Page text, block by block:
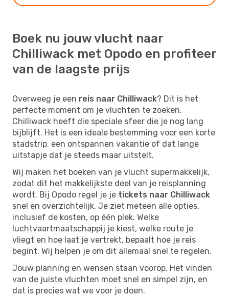
Boek nu jouw vlucht naar
Chilliwack met Opodo en profiteer
van de laagste prijs
Overweeg je een reis naar Chilliwack? Dit is het
perfecte moment om je vluchten te zoeken.
Chilliwack heeft die speciale sfeer die je nog lang
bijblijft. Het is een ideale bestemming voor een korte
stadstrip, een ontspannen vakantie of dat lange
uitstapje dat je steeds maar uitstelt.
Wij maken het boeken van je vlucht supermakkelijk,
zodat dit het makkelijkste deel van je reisplanning
wordt. Bij Opodo regel je je tickets naar Chilliwack
snel en overzichtelijk. Je ziet meteen alle opties,
inclusief de kosten, op één plek. Welke
luchtvaartmaatschappij je kiest, welke route je
vliegt en hoe laat je vertrekt, bepaalt hoe je reis
begint. Wij helpen je om dit allemaal snel te regelen.
Jouw planning en wensen staan voorop. Het vinden
van de juiste vluchten moet snel en simpel zijn, en
dat is precies wat we voor je doen.